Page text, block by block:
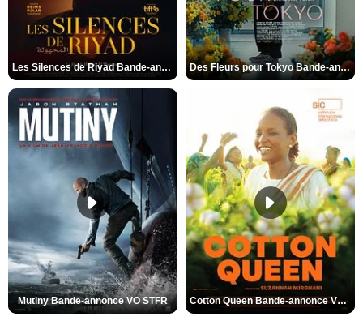
Les Silences de Riyad Bande-annonce VO STFR Des Fleurs pour Tokyo Bande-annonce VO STFR
Mutiny Bande-annonce VO STFR Cotton Queen Bande-annonce VO STFR